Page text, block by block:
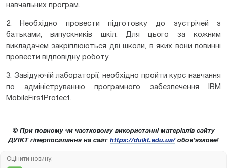
навчальних програм.
2. Необхідно провести підготовку до зустрічей з
батьками, випускників шкіл. Для цього за кожним
викладачем закріплюються дві школи, в яких вони повинні
провести відповідну роботу.
3. Завідуючій лабораторії, необхідно пройти курс навчання
по адмініструванню програмного забезпечення IBM
MobileFirstProtect.
© При повному чи частковому використанні матеріалів сайту
ДУІКТ гіперпосилання на сайт https://duikt.edu.ua/обов'язкове!
Оцінити новину: